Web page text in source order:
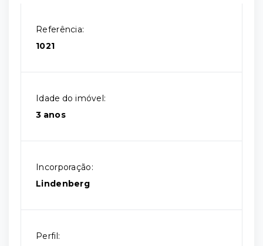
Referência:
1021
Idade do imóvel:
3 anos
Incorporação:
Lindenberg
Perfil: